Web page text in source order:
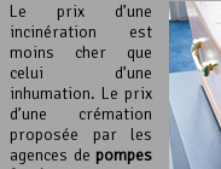
Le prix d’une
incinération est
moins cher que
celui d’une
inhumation. Le prix
d’une crémation
proposée par les
agences de pompes